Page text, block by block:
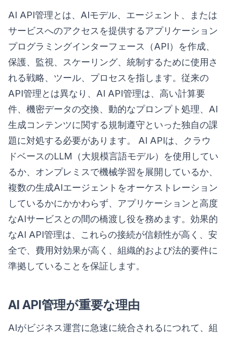
AI API管理とは、AIモデル、エージェント、または
サービスへのアクセスを提供するアプリケーション
プログラミングインターフェース（API）を作成、
保護、監視、スケーリング、統制するために使用さ
れる戦略、ツール、プロセスを指します。従来の
API管理とは異なり、AI API管理は、高い計算要
件、機密データの交換、動的なプロンプト処理、AI
生成コンテンツに関する規制遵守といった独自の課
題に対処する必要があります。 AI APIは、クラウ
ドベースのLLM（大規模言語モデル）を使用してい
るか、オンプレミスで機械学習を展開しているか、
複数の生成AIエージェントをオーケストレーション
しているかにかかわらず、アプリケーションと高度
なAIサービスとの間の橋渡し役を務めます。効果的
なAI API管理は、これらの接続が信頼性が高く、安
全で、費用対効果が高く、組織的および法的要件に
準拠していることを保証します。
AI API管理が重要な理由
AIがビジネス運営に急速に統合されるにつれて、組